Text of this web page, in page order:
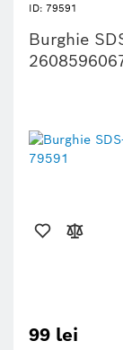
ID: 79591
Burghie
99 lei